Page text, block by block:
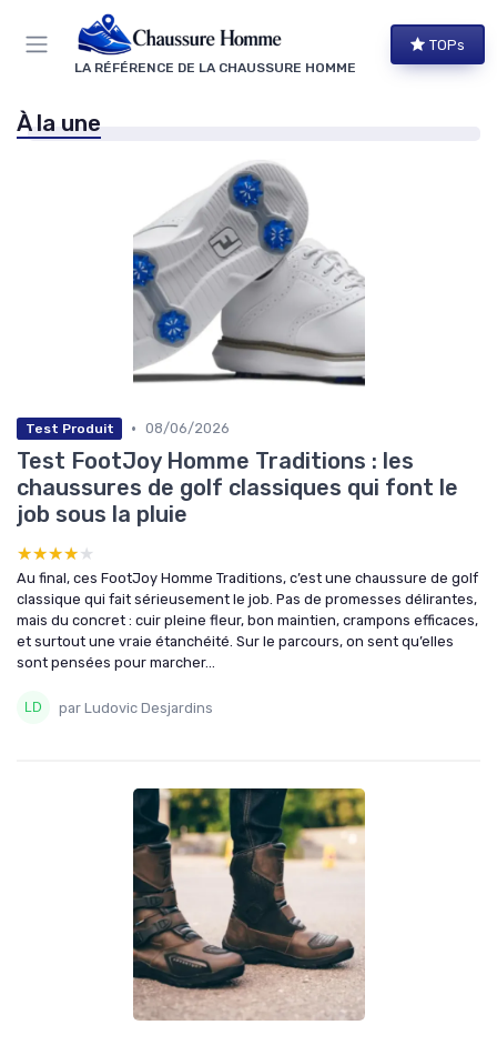
LA RÉFÉRENCE DE LA CHAUSSURE HOMME
TOPs
À la une
Test Produit • 08/06/2026
Test FootJoy Homme Traditions : les
chaussures de golf classiques qui font le
job sous la pluie
★★★★★
★★★★★
Au final, ces FootJoy Homme Traditions, c’est une chaussure de golf
classique qui fait sérieusement le job. Pas de promesses délirantes,
mais du concret : cuir pleine fleur, bon maintien, crampons efficaces,
et surtout une vraie étanchéité. Sur le parcours, on sent qu’elles
sont pensées pour marcher...
par Ludovic Desjardins
Panneau de gestion des cookies